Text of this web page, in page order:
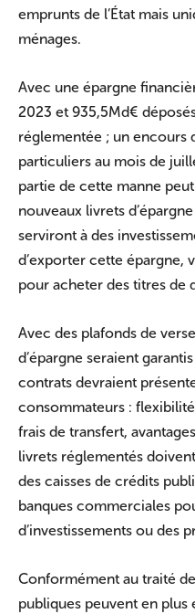
emprunts de l’État mais
ménages.
Avec une épargne
2023 et 935,5Md€
réglementée ; un encours
particuliers au mois de
partie de cette manne
nouveaux livrets
serviront à des
d’exporter cette épargne,
pour acheter des titres de
Avec des plafonds de
d’épargne seraient
contrats devraient
consommateurs :
frais de transfert,
livrets réglementés
des caisses de crédits
banques commerciales
d’investissements ou des
Conformément au traité
publiques peuvent en